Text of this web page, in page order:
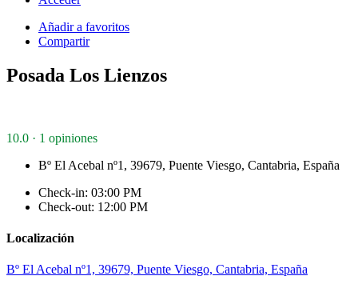
Añadir a favoritos
Compartir
Posada Los Lienzos
10.0 · 1 opiniones
Bº El Acebal nº1, 39679, Puente Viesgo, Cantabria, España
Check-in: 03:00 PM
Check-out: 12:00 PM
Localización
Bº El Acebal nº1, 39679, Puente Viesgo, Cantabria, España